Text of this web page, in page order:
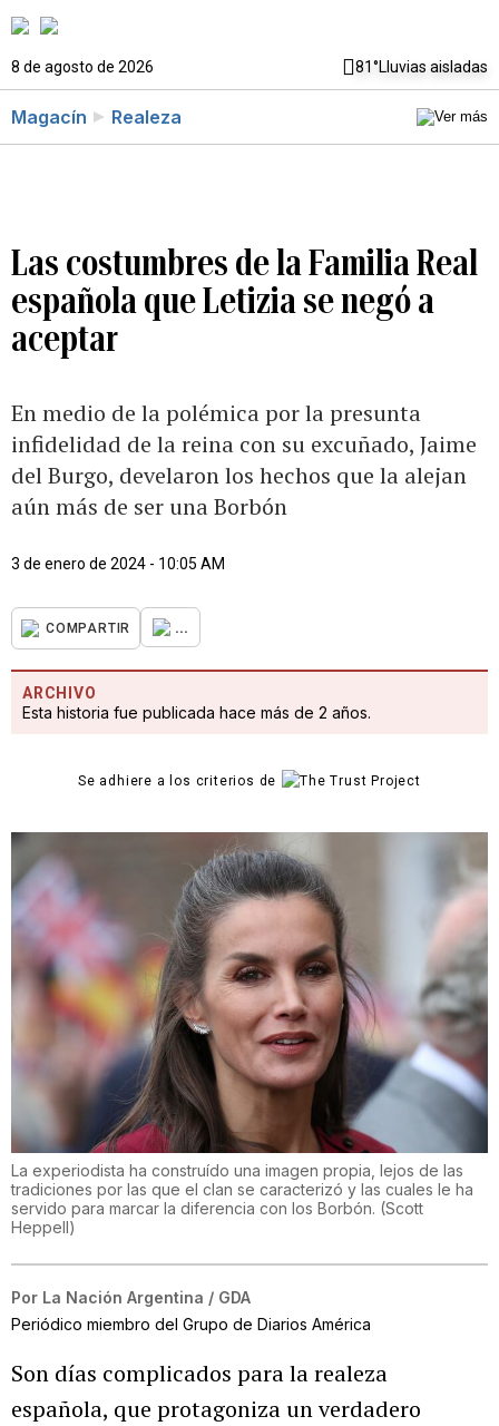
8 de agosto de 2026 81°Lluvias aisladas
Magacín Realeza
Las costumbres de la Familia Real
española que Letizia se negó a
aceptar
En medio de la polémica por la presunta
infidelidad de la reina con su excuñado, Jaime
del Burgo, develaron los hechos que la alejan
aún más de ser una Borbón
3 de enero de 2024 - 10:05 AM
COMPARTIR ...
ARCHIVO
Esta historia fue publicada hace más de 2 años.
Se adhiere a los criterios de
La experiodista ha construído una imagen propia, lejos de las
tradiciones por las que el clan se caracterizó y las cuales le ha
servido para marcar la diferencia con los Borbón. (Scott
Heppell)
Por La Nación Argentina / GDA
Periódico miembro del Grupo de Diarios América
Son días complicados para la realeza
española, que protagoniza un verdadero